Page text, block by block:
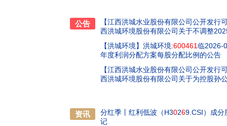
公告
【江西洪城水业股份有限公司公开发行
西洪城环境股份有限公司关于不调整
【洪城环境】 洪城环境:600461临2026-
年度利润分配方案每股分配比例的公告
【江西洪城水业股份有限公司公开发行
西洪城环境股份有限公司关于为控股孙
资讯 分红季丨红利低波（H30269.CSI）成分
记